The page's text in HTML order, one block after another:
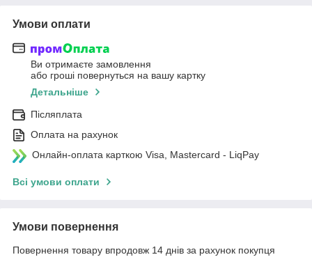
Умови оплати
Ви отримаєте замовлення
або гроші повернуться на вашу картку
Детальніше
Післяплата
Оплата на рахунок
Онлайн-оплата карткою Visa, Mastercard - LiqPay
Всі умови оплати
Умови повернення
Повернення товару впродовж 14 днів за рахунок покупця